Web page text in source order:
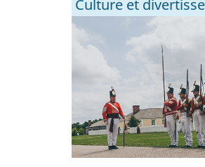
Culture et